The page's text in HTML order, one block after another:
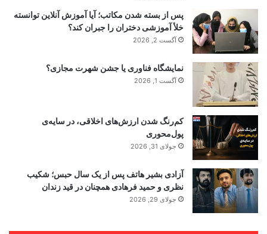
پس از بسته شدن مکاتب؛ آیا آموزش آنلاین توانسته
خلأ آموزشی دختران را جبران کند؟
آگست 2, 2026
نمایشگاه فناوری یا جشن شهرت مجازی؟
آگست 1, 2026
کم‌رنگ شدن ارزش‌های اخلاقی، در سایه‌ی
پول‌محوری
جولای 31, 2026
آزادی بشیر هاتف پس از یک سال حبس؛ شکیب
نظری و حمید فرهادی همچنان در قید زندان
جولای 29, 2026